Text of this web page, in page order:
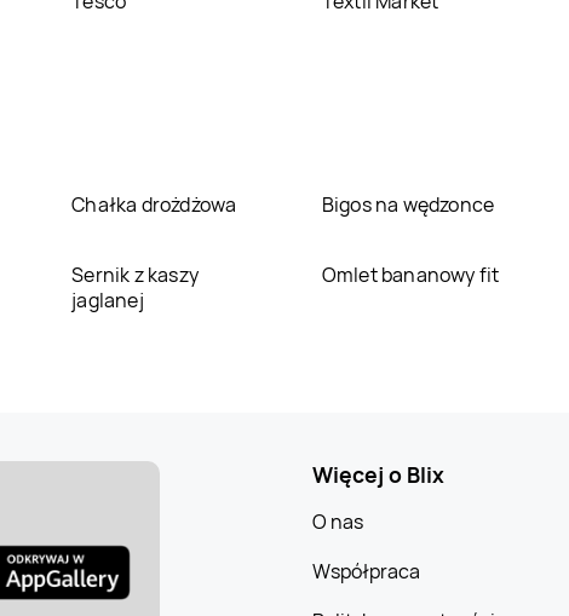
Chałka drożdżowa Bigos na wędzonce
Sernik z kaszy
jaglanej
Omlet bananowy fit
Więcej o Blix
O nas
Współpraca